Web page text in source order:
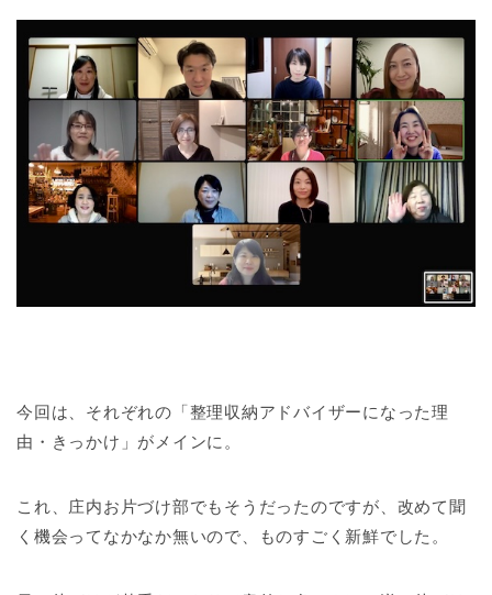
今回は、それぞれの「整理収納アドバイザーになった理
由・きっかけ」がメインに。
これ、庄内お片づけ部でもそうだったのですが、改めて聞
く機会ってなかなか無いので、ものすごく新鮮でした。